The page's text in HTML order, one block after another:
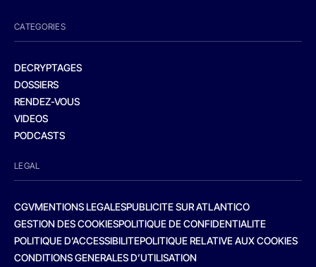
CATEGORIES
DECRYPTAGES
DOSSIERS
RENDEZ-VOUS
VIDEOS
PODCASTS
LEGAL
CGVMENTIONS LEGALESPUBLICITE SUR ATLANTICO
GESTION DES COOKIESPOLITIQUE DE CONFIDENTIALITE
POLITIQUE D’ACCESSIBILITEPOLITIQUE RELATIVE AUX COOKIES
CONDITIONS GENERALES D’UTILISATION